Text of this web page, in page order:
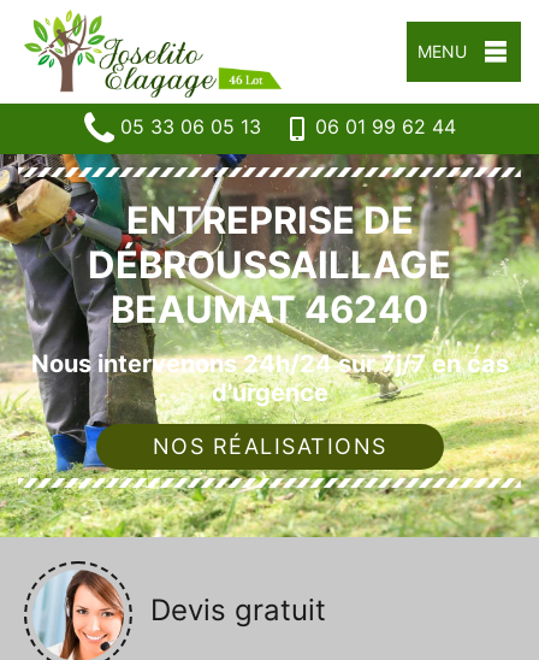
MENU
05 33 06 05 13 06 01 99 62 44
ENTREPRISE DE
DÉBROUSSAILLAGE
BEAUMAT 46240
Nous intervenons 24h/24 sur 7j/7 en cas
d'urgence
NOS RÉALISATIONS
Devis gratuit